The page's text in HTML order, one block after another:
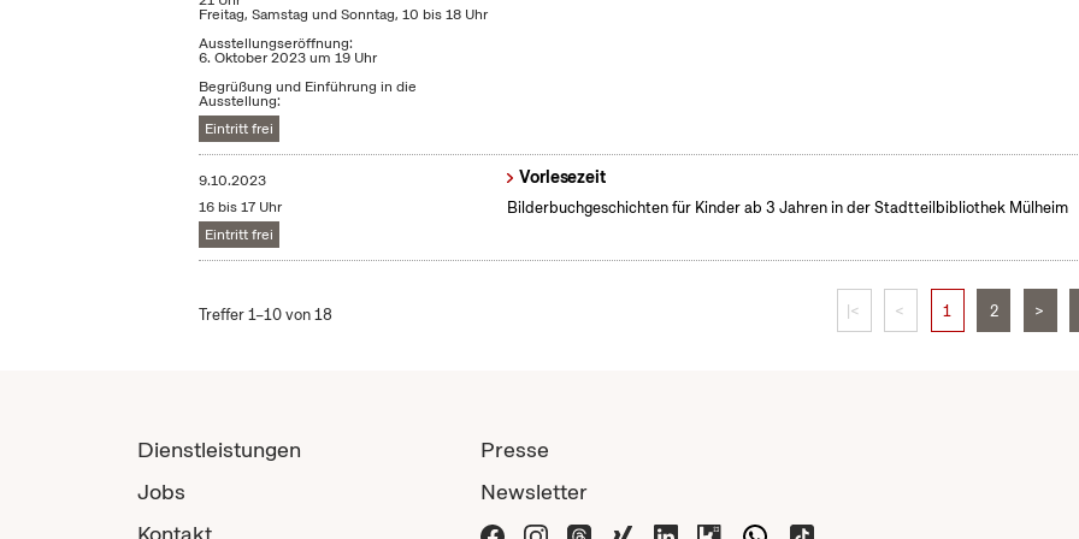
Freitag, Samstag und Sonntag, 10 bis 18 Uhr
Ausstellungseröffnung:
6. Oktober 2023 um 19 Uhr
Begrüßung und Einführung in die
Ausstellung:
Eintritt frei
9.10.2023
16 bis 17 Uhr
Eintritt frei
Vorlesezeit
Bilderbuchgeschichten für Kinder ab 3 Jahren in der Stadtteilbibliothek Mülheim
Treffer 1–10 von 18 |< < 1 2 >
Dienstleistungen
Jobs
Presse
Newsletter